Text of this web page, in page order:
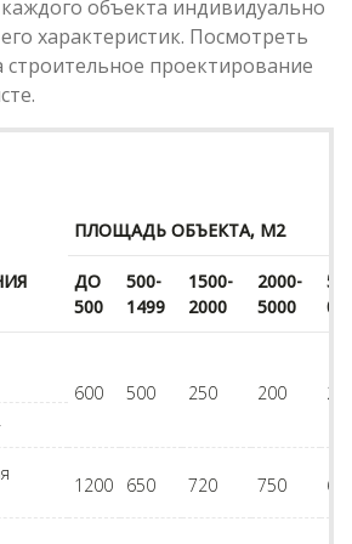
объекта индивидуально
характеристик. Посмотреть
проектирование
ПЛОЩАДЬ ОБЪЕКТА, М2
ДО
500
500-
1499
1500-
2000
2000-
5000
600 500 250 200
1200 650 720 750